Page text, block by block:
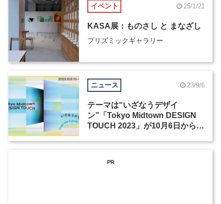
コラム イベント 25/1/21
KASA展：ものさし と まなざし
プリズミックギャラリー
ニュース 23/9/6
テーマは“いざなうデザイ
ン”「Tokyo Midtown DESIGN
TOUCH 2023」が10月6日から開
PR